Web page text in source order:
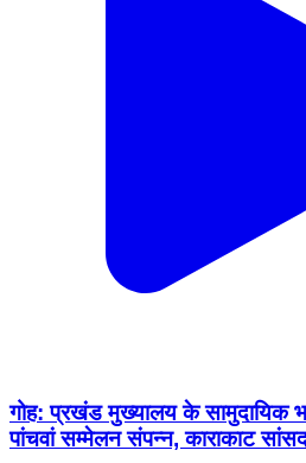
गोह: प्रखंड मुख्यालय के सामुदायिक
पांचवां सम्मेलन संपन्न, काराकाट